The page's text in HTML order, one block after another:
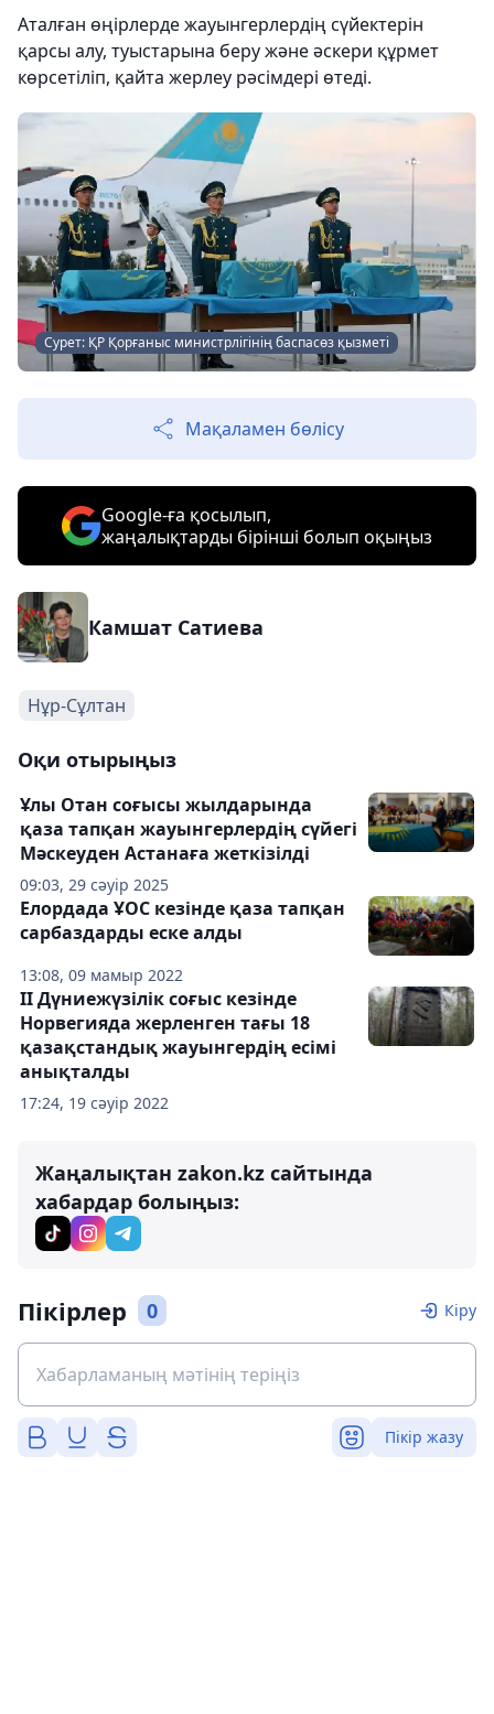
Аталған өңірлерде жауынгерлердің сүйектерін
қарсы алу, туыстарына беру және әскери құрмет
көрсетіліп, қайта жерлеу рәсімдері өтеді.
Сурет: ҚР Қорғаныс министрлігінің баспасөз қызметі
Мақаламен бөлісу
Google-ға қосылып,
жаңалықтарды бірінші болып оқыңыз
Камшат Сатиева
Нұр-Сұлтан
Оқи отырыңыз
09:03, 29 сәуір 2025
Ұлы Отан соғысы жылдарында
қаза тапқан жауынгерлердің сүйегі
Мәскеуден Астанаға жеткізілді
13:08, 09 мамыр 2022
Елордада ҰОС кезінде қаза тапқан
сарбаздарды еске алды
17:24, 19 сәуір 2022
II Дүниежүзілік соғыс кезінде
Норвегияда жерленген тағы 18
қазақстандық жауынгердің есімі
анықталды
Жаңалықтан zakon.kz сайтында
хабардар болыңыз:
Пікірлер 0 Кіру
Пікір жазу